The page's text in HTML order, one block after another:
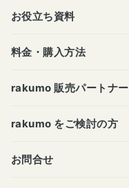
お役立ち資料
料金・購入方法
rakumo 販売パートナー
rakumo をご検討の方
お問合せ